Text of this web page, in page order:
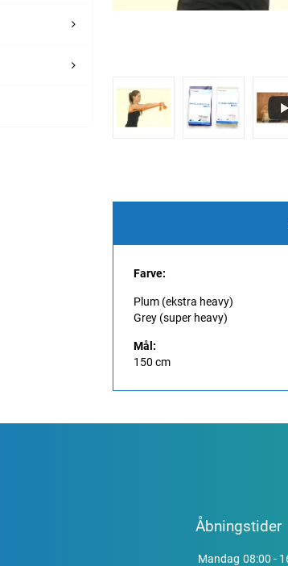
Farve:
Plum (ekstra heavy)
Grey (super heavy)
Mål:
150 cm
Åbningstider
Mandag 08:00 -